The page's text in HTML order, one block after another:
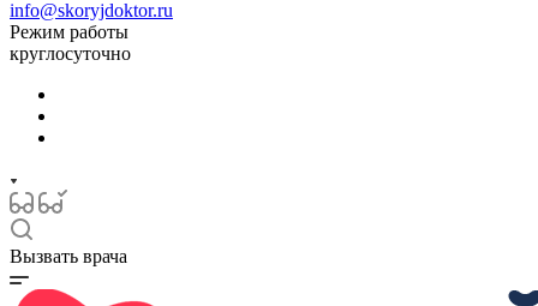
info@skoryjdoktor.ru
Режим работы
круглосуточно
Вызвать врача